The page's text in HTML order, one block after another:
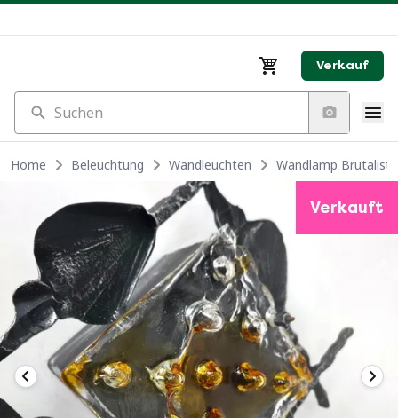
Verkauf
Suchen
Home Beleuchtung Wandleuchten Wandlamp Brutalist
Verkauft